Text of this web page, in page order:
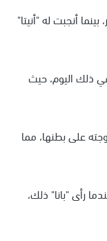
أنجبت له "أنيتا"
ذلك اليوم، حيث
على بطنها، مما
رأى "بانا" ذلك،